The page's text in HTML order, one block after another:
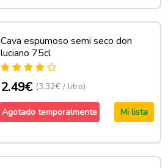
Cava espumoso semi seco don
luciano 75cl
2.49€ (3.32€ / litro)
Agotado temporalmente Mi lista